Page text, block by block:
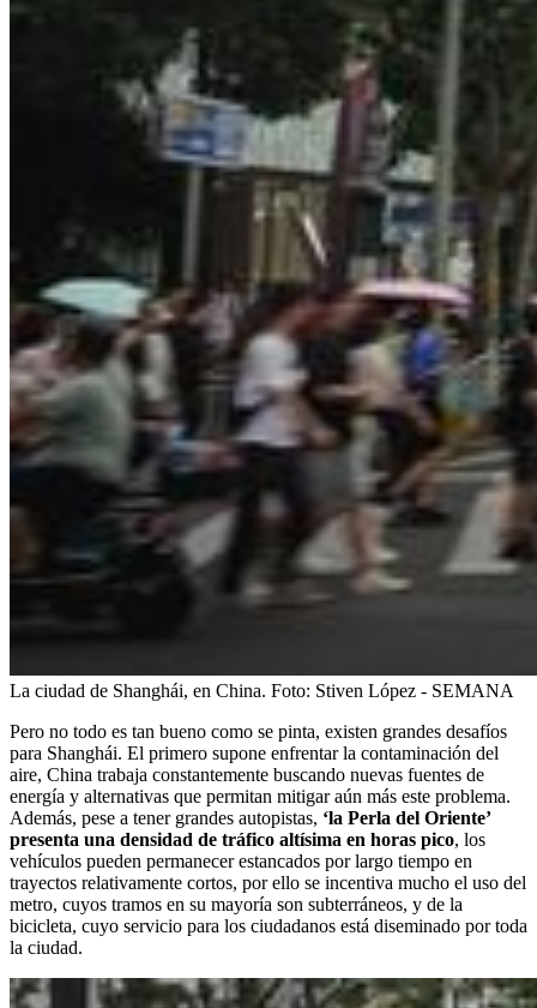
La ciudad de Shanghái, en China. Foto: Stiven López - SEMANA
Pero no todo es tan bueno como se pinta, existen grandes desafíos
para Shanghái. El primero supone enfrentar la contaminación del
aire, China trabaja constantemente buscando nuevas fuentes de
energía y alternativas que permitan mitigar aún más este problema.
Además, pese a tener grandes autopistas, ‘la Perla del Oriente’
presenta una densidad de tráfico altísima en horas pico, los
vehículos pueden permanecer estancados por largo tiempo en
trayectos relativamente cortos, por ello se incentiva mucho el uso del
metro, cuyos tramos en su mayoría son subterráneos, y de la
bicicleta, cuyo servicio para los ciudadanos está diseminado por toda
la ciudad.